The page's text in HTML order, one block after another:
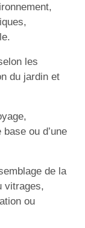
les
du jardin et
ou d’une
de la
vitrages,
ou